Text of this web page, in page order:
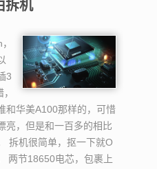
拆机
3
和华美A100那样的，可惜
亮，但是和一百多的相比
拆机很简单，抠一下就O
两节18650电芯，包裹上